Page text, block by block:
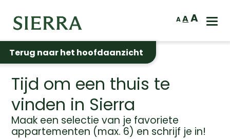
Terug naar het hoofdaanzicht
A AA
Tijd om een thuis te
vinden in Sierra
Maak een selectie van je favoriete
appartementen (max. 6) en schrijf je in!